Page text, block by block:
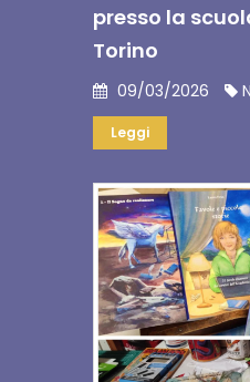
presso la
Torino
09/03/2026
Leggi